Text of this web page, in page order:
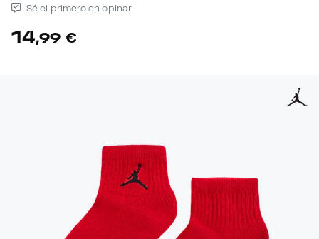
Sé el primero en opinar
14,99 €